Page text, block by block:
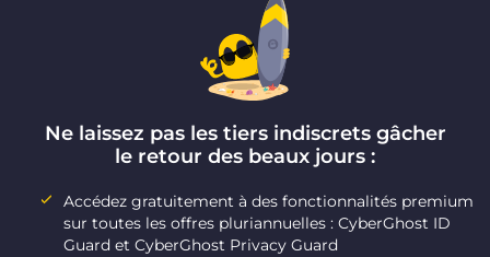
Ne laissez pas les tiers indiscrets gâcher
le retour des beaux jours :
Accédez gratuitement à des fonctionnalités premium
sur toutes les offres pluriannuelles : CyberGhost ID
Guard et CyberGhost Privacy Guard